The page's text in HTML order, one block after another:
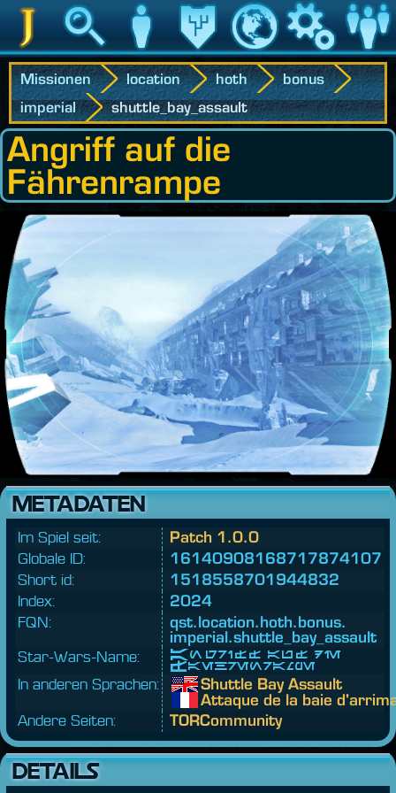
Jedipedia Suche Charakter Vermächtnis Welt Spiel
Missionen location hoth
bonus
imperial
shuttle_bay_assault
Angriff auf die
Fährenrampe
METADATEN
Im Spiel seit:
Patch 1.0.0
Globale ID:
16140908168717874107
Short id:
1518558701944832
Index:
2024
FQN:
qst.location.hoth.bonus.
imperial.shuttle_bay_assault
Star-Wars-Name:
Angriff auf die
Fährenrampe
In anderen Sprachen:
Shuttle Bay Assault
Attaque de la baie
Andere Seiten:
TORCommunity
DETAILS